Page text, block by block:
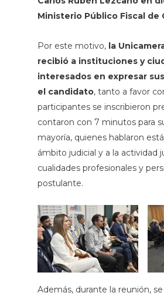
Ministerio Público Fiscal de
Por este motivo, la
recibió a instituciones y
interesados en expresar
el candidato, tanto a favor
participantes se inscribieron
contaron con 7 minutos para
mayoría, quienes hablaron
ámbito judicial y a la actividad
cualidades profesionales y
postulante.
Además, durante la reunión,